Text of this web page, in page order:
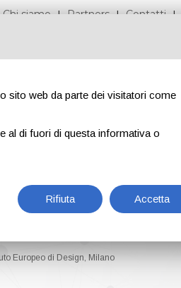
Chi siamo Partners Contatti
Contenuti esclusivi
Europeo di Design, Milano
sito web da parte dei visitatori come
al di fuori di questa informativa o
Rifiuta Accetta